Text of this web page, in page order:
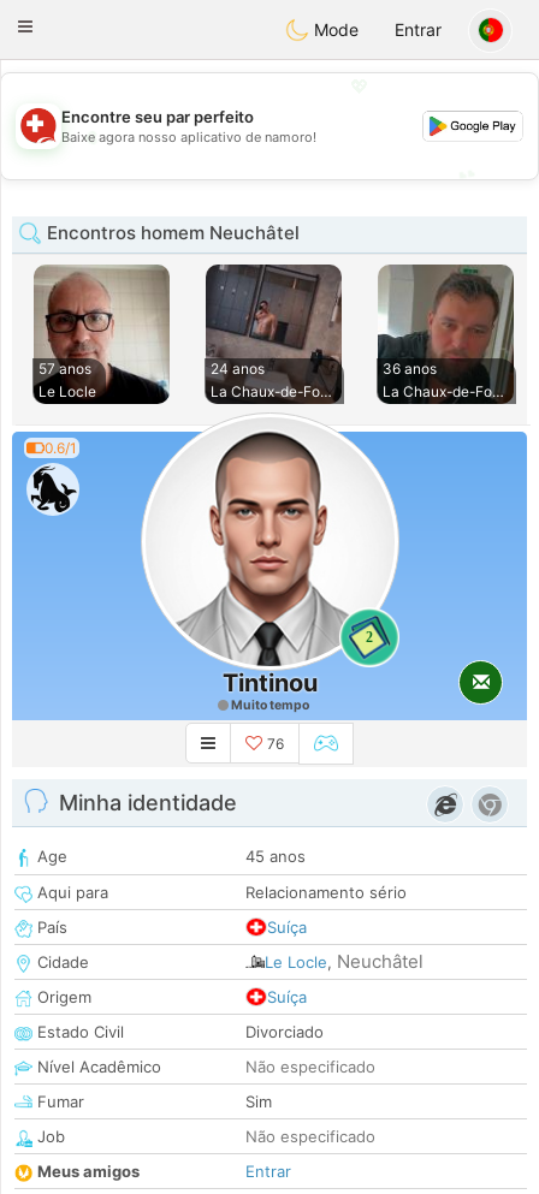
Suissi
Toggle
Mode Entrar
💖
💕
Encontre seu par perfeito
Baixe agora nosso aplicativo de namoro!
Encontros homem Neuchâtel
57 anos
Le Locle
24 anos
La Chaux-de-Fonds
36 anos
La Chaux-de-Fonds
0.6/1
2
Tintinou
Muito tempo
76
Minha identidade
Age
45 anos
Aqui para
Relacionamento sério
País
Suíça
Cidade
Le Locle, Neuchâtel
Origem
Suíça
Estado Civil
Divorciado
Nível Acadêmico
Não especificado
Fumar
Sim
Job
Não especificado
Meus amigos
Entrar